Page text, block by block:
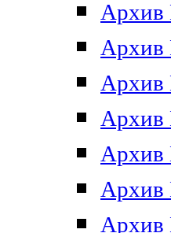
Архив
Архив
Архив
Архив
Архив
Архив
Архив